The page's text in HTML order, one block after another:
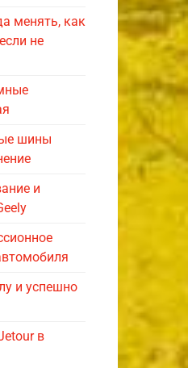
менять, как
не
шины
и
и успешно
в